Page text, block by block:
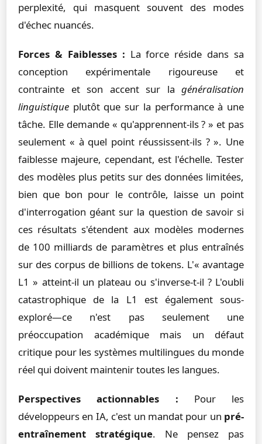
perplexité, qui masquent souvent des modes
d'échec nuancés.
Forces & Faiblesses : La force réside dans sa
conception expérimentale rigoureuse et
contrainte et son accent sur la généralisation
linguistique plutôt que sur la performance à une
tâche. Elle demande « qu'apprennent-ils ? » et pas
seulement « à quel point réussissent-ils ? ». Une
faiblesse majeure, cependant, est l'échelle. Tester
des modèles plus petits sur des données limitées,
bien que bon pour le contrôle, laisse un point
d'interrogation géant sur la question de savoir si
ces résultats s'étendent aux modèles modernes
de 100 milliards de paramètres et plus entraînés
sur des corpus de billions de tokens. L'« avantage
L1 » atteint-il un plateau ou s'inverse-t-il ? L'oubli
catastrophique de la L1 est également sous-
exploré—ce n'est pas seulement une
préoccupation académique mais un défaut
critique pour les systèmes multilingues du monde
réel qui doivent maintenir toutes les langues.
Perspectives actionnables : Pour les
développeurs en IA, c'est un mandat pour un pré-
entraînement stratégique. Ne pensez pas